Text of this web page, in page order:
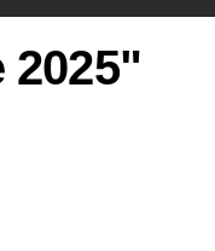
2025"